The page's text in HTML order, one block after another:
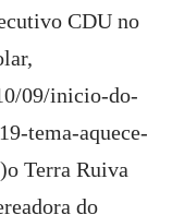
CDU no
09/inicio-do-
tema-aquece-
)o Terra Ruiva
do